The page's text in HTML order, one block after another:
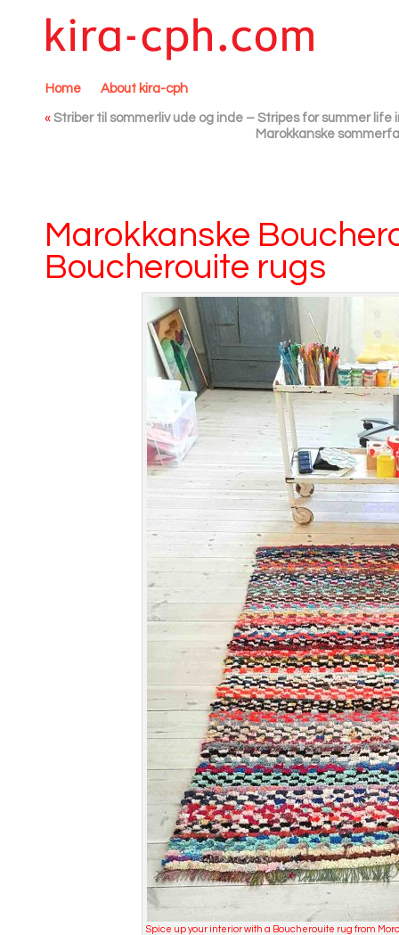
Home About kira-cph
« Striber til sommerliv ude og inde – Stripes for summer life
Marokkanske
Marokkanske
Boucherouite rugs
Spice up your interior with a Boucherouite rug from